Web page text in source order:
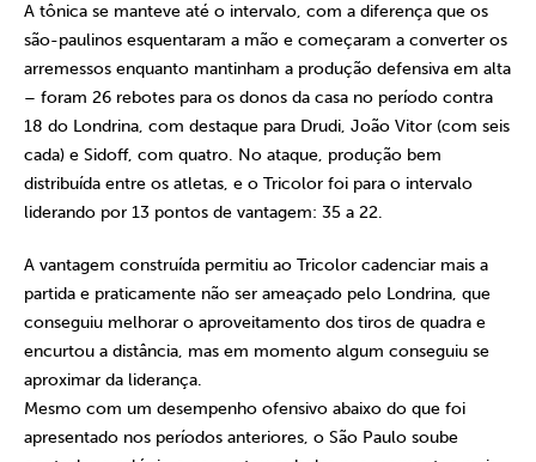
A tônica se manteve até o intervalo, com a diferença que os
são-paulinos esquentaram a mão e começaram a converter os
arremessos enquanto mantinham a produção defensiva em alta
– foram 26 rebotes para os donos da casa no período contra
18 do Londrina, com destaque para Drudi, João Vitor (com seis
cada) e Sidoff, com quatro. No ataque, produção bem
distribuída entre os atletas, e o Tricolor foi para o intervalo
liderando por 13 pontos de vantagem: 35 a 22.
A vantagem construída permitiu ao Tricolor cadenciar mais a
partida e praticamente não ser ameaçado pelo Londrina, que
conseguiu melhorar o aproveitamento dos tiros de quadra e
encurtou a distância, mas em momento algum conseguiu se
aproximar da liderança.
Mesmo com um desempenho ofensivo abaixo do que foi
apresentado nos períodos anteriores, o São Paulo soube